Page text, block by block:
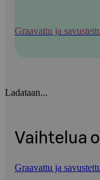
Graavattu ja
Ladataan...
Vaihtelua
Graavattu ja